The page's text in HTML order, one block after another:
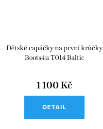
Dětské capáčky na první krůčky
Boots4u T014 Baltic
1 100 Kč
DETAIL